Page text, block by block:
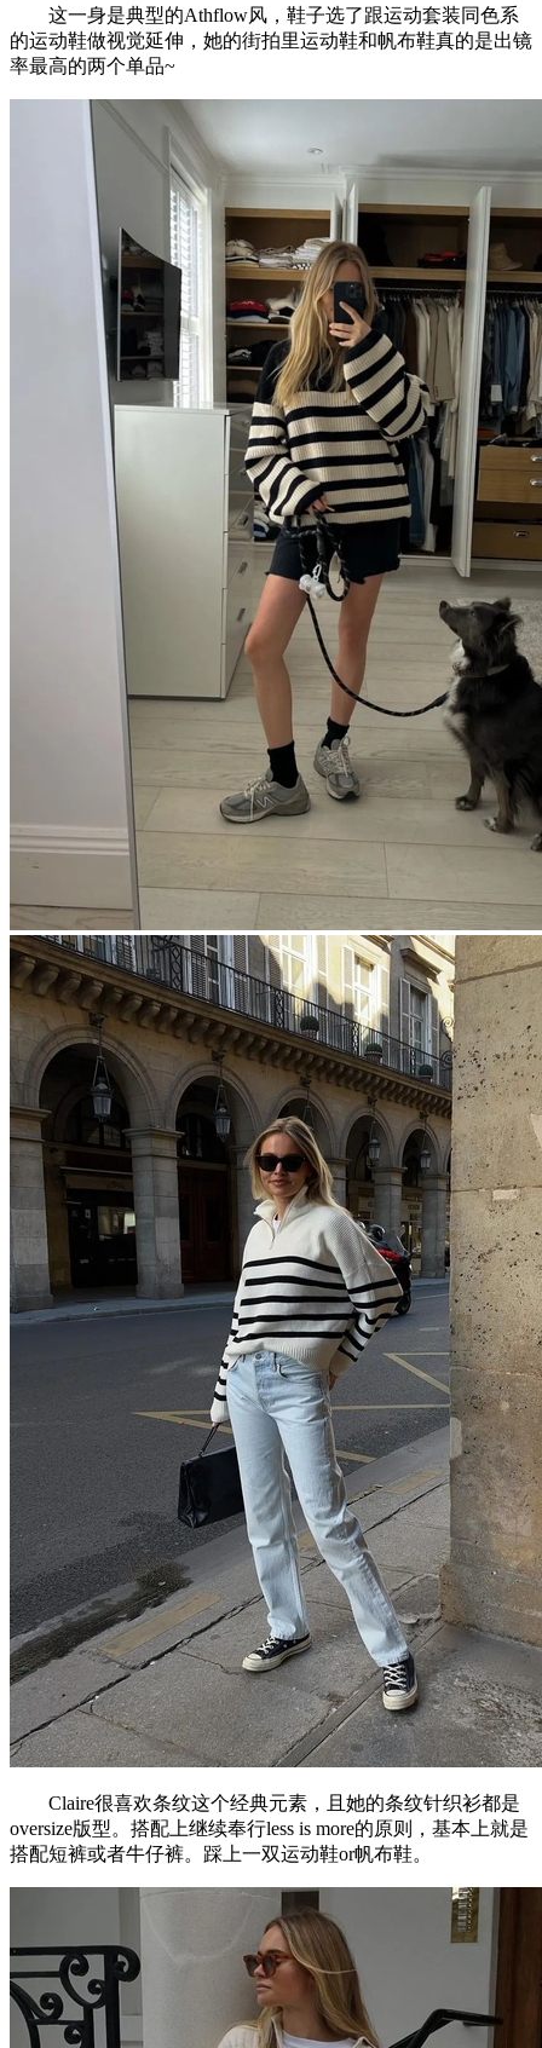
这一身是典型的Athflow风，鞋子选了跟运动套装同色系
的运动鞋做视觉延伸，她的街拍里运动鞋和帆布鞋真的是出镜
率最高的两个单品~
Claire很喜欢条纹这个经典元素，且她的条纹针织衫都是
oversize版型。搭配上继续奉行less is more的原则，基本上就是
搭配短裤或者牛仔裤。踩上一双运动鞋or帆布鞋。